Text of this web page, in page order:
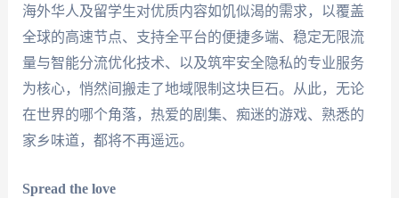
海外华人及留学生对优质内容如饥似渴的需求，以覆盖
全球的高速节点、支持全平台的便捷多端、稳定无限流
量与智能分流优化技术、以及筑牢安全隐私的专业服务
为核心，悄然间搬走了地域限制这块巨石。从此，无论
在世界的哪个角落，热爱的剧集、痴迷的游戏、熟悉的
家乡味道，都将不再遥远。
Spread the love